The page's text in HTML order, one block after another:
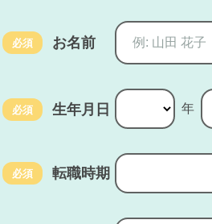
必須 お名前
必須 生年月日 年
必須 転職時期